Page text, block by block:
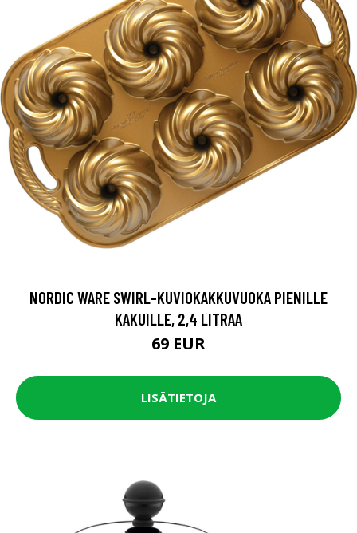
NORDIC WARE SWIRL-KUVIOKAKKUVUOKA PIENILLE
KAKUILLE, 2,4 LITRAA
69 EUR
LISÄTIETOJA